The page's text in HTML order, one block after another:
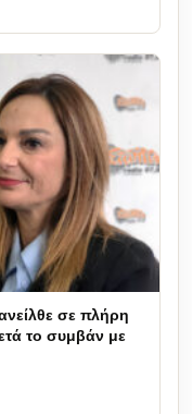
σε πλήρη
το συμβάν με